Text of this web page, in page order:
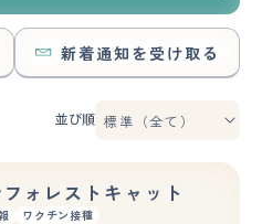
新着通知を受け取る
並び順
ォレストキャット
ワクチン接種